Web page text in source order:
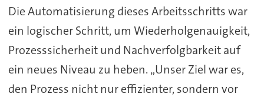
Die Automatisierung dieses Arbeitsschritts war
ein logischer Schritt, um Wiederholgenauigkeit,
Prozesssicherheit und Nachverfolgbarkeit auf
ein neues Niveau zu heben. „Unser Ziel war es,
den Prozess nicht nur effizienter, sondern vor